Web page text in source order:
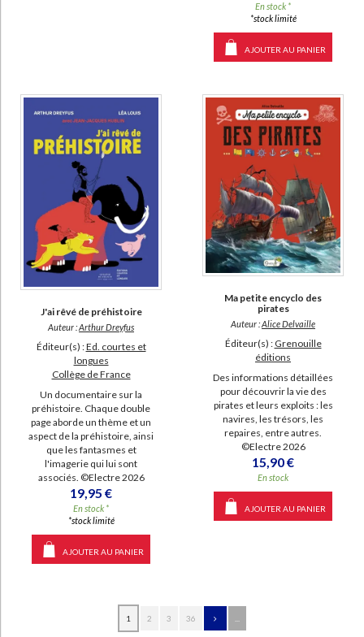
En stock *
*stock limité
AJOUTER AU PANIER
J'ai rêvé de préhistoire
Auteur :Arthur Dreyfus
Éditeur(s) :Ed. courtes et
longues
Collège de France
Un documentaire sur la
préhistoire. Chaque double
page aborde un thème et un
aspect de la préhistoire, ainsi
que les fantasmes et
l'imagerie qui lui sont
associés. ©Electre 2026
19,95 €
En stock *
*stock limité
AJOUTER AU PANIER
Ma petite encyclo des
pirates
Auteur :Alice Delvaille
Éditeur(s) : Grenouille
éditions
Des informations détaillées
pour découvrir la vie des
pirates et leurs exploits : les
navires, les trésors, les
repaires, entre autres.
©Electre 2026
15,90 €
En stock
AJOUTER AU PANIER
1 2 3 36